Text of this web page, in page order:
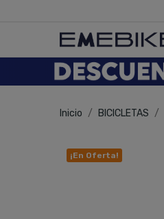
Inicio BICICLETAS
¡En Oferta!